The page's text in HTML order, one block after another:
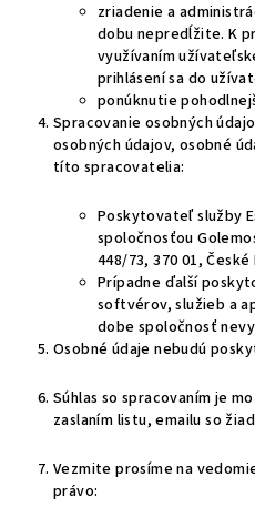
zriadenie a
dobu nepredĺžite. K
využívaním
prihlásení sa do
ponúknutie
Spracovanie osobných
osobných údajov, osobné
títo spracovatelia:
Poskytovateľ služby
spoločnosťou
448/73, 370 01,
Prípadne ďalší
softvérov, služieb a
dobe spoločnosť
Osobné údaje nebudú
Súhlas so spracovaním je
zaslaním listu, emailu so
Vezmite prosíme na
právo: